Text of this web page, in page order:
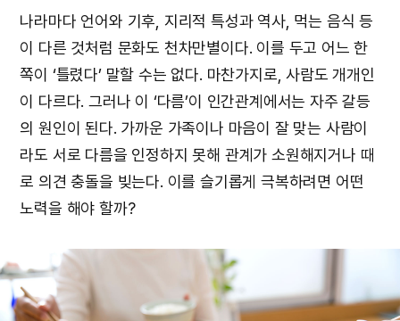
나라마다 언어와 기후, 지리적 특성과 역사, 먹는 음식 등
이 다른 것처럼 문화도 천차만별이다. 이를 두고 어느 한
쪽이 ‘틀렸다’ 말할 수는 없다. 마찬가지로, 사람도 개개인
이 다르다. 그러나 이 ‘다름’이 인간관계에서는 자주 갈등
의 원인이 된다. 가까운 가족이나 마음이 잘 맞는 사람이
라도 서로 다름을 인정하지 못해 관계가 소원해지거나 때
로 의견 충돌을 빚는다. 이를 슬기롭게 극복하려면 어떤
노력을 해야 할까?